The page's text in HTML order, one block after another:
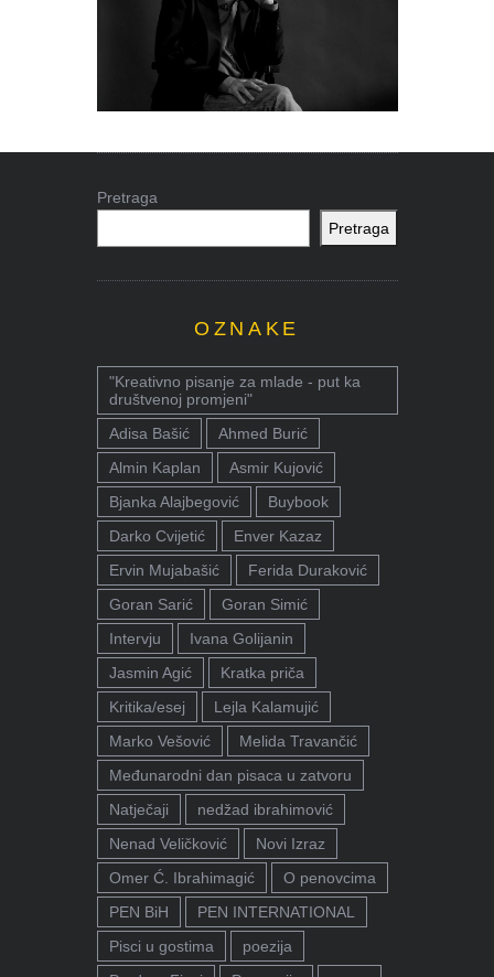
Pretraga
Pretraga
OZNAKE
"Kreativno pisanje za mlade - put ka
društvenoj promjeni"
Adisa Bašić
Ahmed Burić
Almin Kaplan
Asmir Kujović
Bjanka Alajbegović
Buybook
Darko Cvijetić
Enver Kazaz
Ervin Mujabašić
Ferida Duraković
Goran Sarić
Goran Simić
Intervju
Ivana Golijanin
Jasmin Agić
Kratka priča
Kritika/esej
Lejla Kalamujić
Marko Vešović
Melida Travančić
Međunarodni dan pisaca u zatvoru
Natječaji
nedžad ibrahimović
Nenad Veličković
Novi Izraz
Omer Ć. Ibrahimagić
O penovcima
PEN BiH
PEN INTERNATIONAL
Pisci u gostima
poezija